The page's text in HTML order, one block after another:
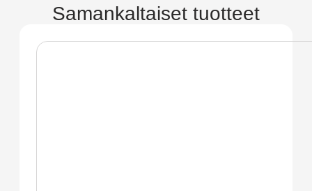
Samankaltaiset tuotteet